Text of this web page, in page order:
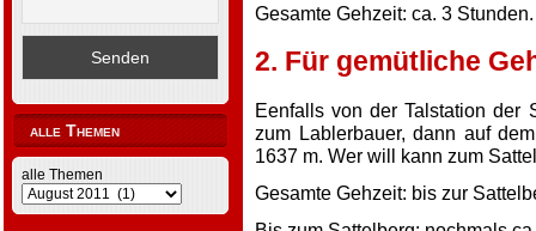
alle Themen
alle Themen
Gesamte Gehzeit: ca. 3 Stunden.
2. Für gemütliche
Eenfalls von der Talstation der
zum Lablerbauer, dann auf
1637 m. Wer will kann zum
Gesamte Gehzeit: bis zur